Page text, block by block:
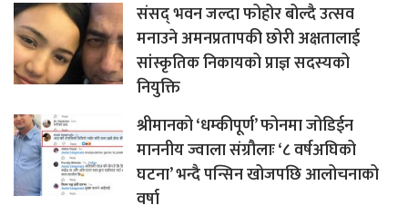
संसद् भवन जल्दा फोहोर बोल्दै उत्सव
मनाउने अमनप्रतापकी छोरी अक्षतालाई
सांस्कृतिक निकायको प्राज्ञ सदस्यको
नियुक्ति
श्रीमानको ‘धम्कीपूर्ण’ फोनमा जोडिईन
माननीय ज्वाला संग्रौलाः ‘८ वर्षअघिको
घटना’ भन्दै पन्सिन खोजपछि आलोचनाको
वर्षा